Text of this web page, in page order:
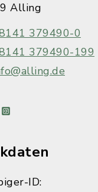
Alling
379490-0
379490-199
instagram
ID: